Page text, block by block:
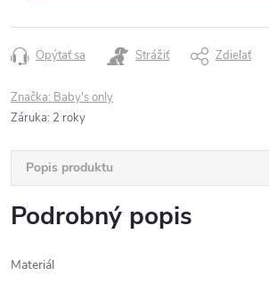
Opýtať sa Strážiť Zdieľať
Značka: Baby's only
Záruka: 2 roky
Popis produktu
Podrobný popis
Materiál